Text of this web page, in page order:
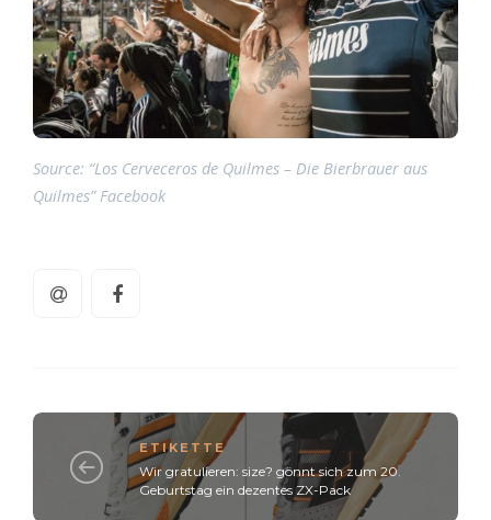
Source: “Los Cerveceros de Quilmes – Die Bierbrauer aus
Quilmes” Facebook
ETIKETTE
Wir gratulieren: size? gönnt sich zum 20.
Geburtstag ein dezentes ZX-Pack